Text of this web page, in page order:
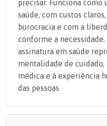
precisar. Funciona como
saúde, com custos
burocracia e com a
conforme a
assinatura em saúde
mentalidade de
médica e à experiência
das pessoas